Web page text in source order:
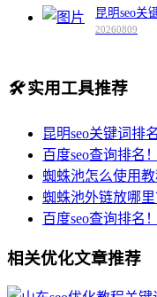
昆明seo关
20260809
🛠️实用工具推荐
昆明seo关键词排
百度seo查询排名
蜘蛛池怎么使用
蜘蛛池外链放哪
百度seo查询排名
相关优化文章推荐